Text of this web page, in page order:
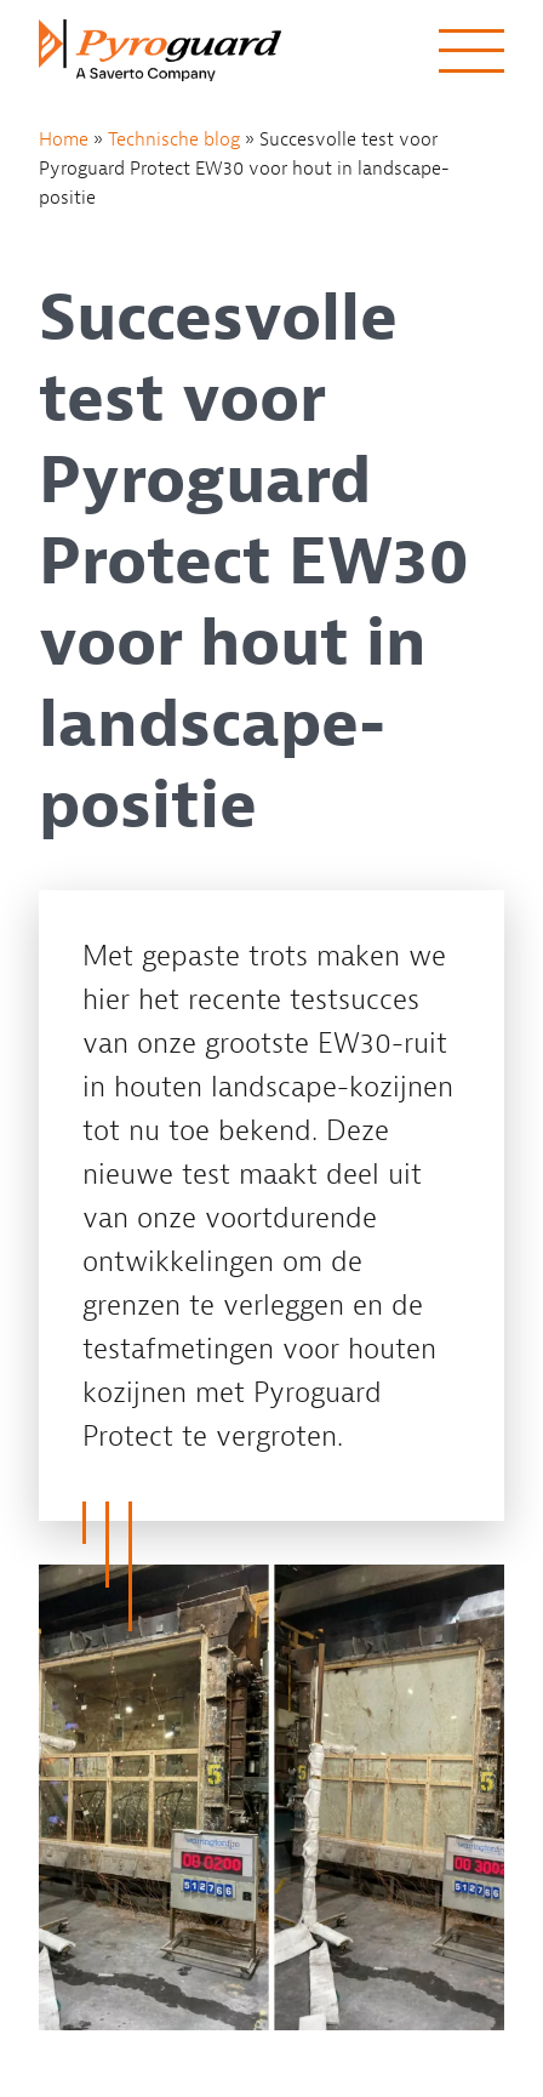
Skip to content
Home » Technische blog » Succesvolle test voor
Pyroguard Protect EW30 voor hout in landscape-
positie
Succesvolle
test voor
Pyroguard
Protect EW30
voor hout in
landscape-
positie
Met gepaste trots maken we
hier het recente testsucces
van onze grootste EW30-ruit
in houten landscape-kozijnen
tot nu toe bekend. Deze
nieuwe test maakt deel uit
van onze voortdurende
ontwikkelingen om de
grenzen te verleggen en de
testafmetingen voor houten
kozijnen met Pyroguard
Protect te vergroten.